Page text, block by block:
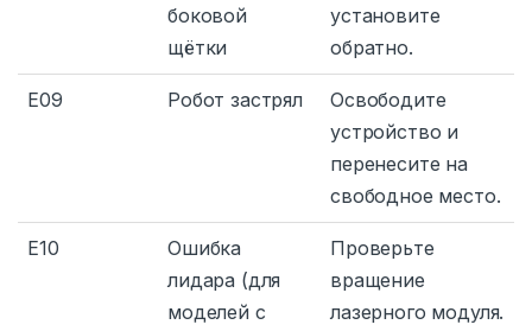
боковой
щётки
установите
обратно.
E09 Робот застрял
Освободите
устройство и
перенесите на
свободное место.
E10
Ошибка
лидара (для
моделей с
Проверьте
вращение
лазерного модуля.